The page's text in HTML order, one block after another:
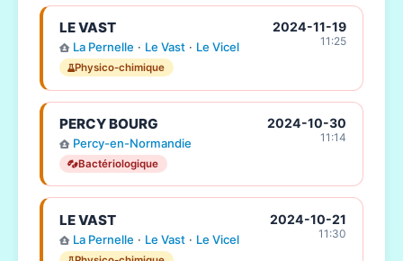
LE VAST
La Pernelle · Le Vast· Le Vicel
Physico-chimique
2024-11-19
11:25
PERCY BOURG
Percy-en-Normandie
Bactériologique
2024-10-30
11:14
LE VAST
La Pernelle · Le Vast· Le Vicel
2024-10-21
11:30